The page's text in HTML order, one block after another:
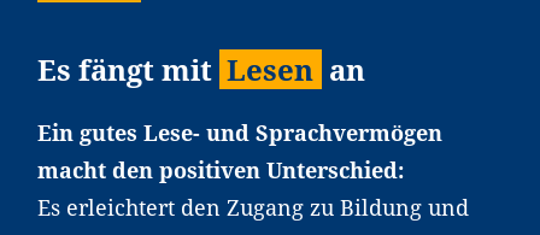
Es fängt mit Lesen an
Ein gutes Lese- und Sprachvermögen
macht den positiven Unterschied:
Es erleichtert den Zugang zu Bildung und